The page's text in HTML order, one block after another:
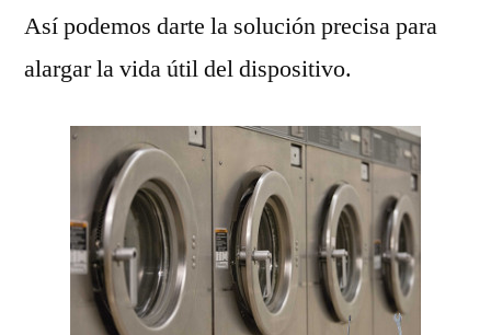
Así podemos darte la solución precisa para
alargar la vida útil del dispositivo.